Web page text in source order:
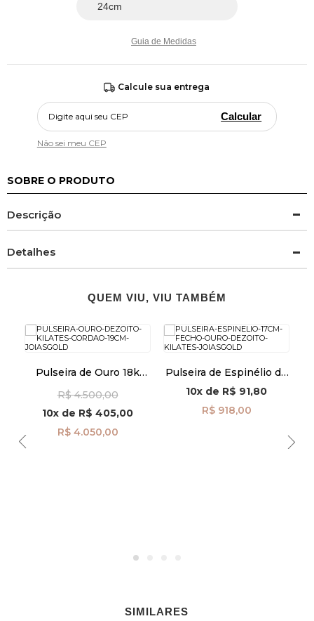
Guia de Medidas
Calcule sua entrega
Calcular
Não sei meu CEP
SOBRE O PRODUTO
Descrição
Detalhes
QUEM VIU, VIU TAMBÉM
Pulseira de Ouro 18k
pu08446
R$ 4.500,00
10x de R$ 405,00
R$ 4.050,00
Pulseira de Espinélio de
17cm com Fecho de Ouro
18k pu08637
10x de R$ 91,80
R$ 918,00
SIMILARES